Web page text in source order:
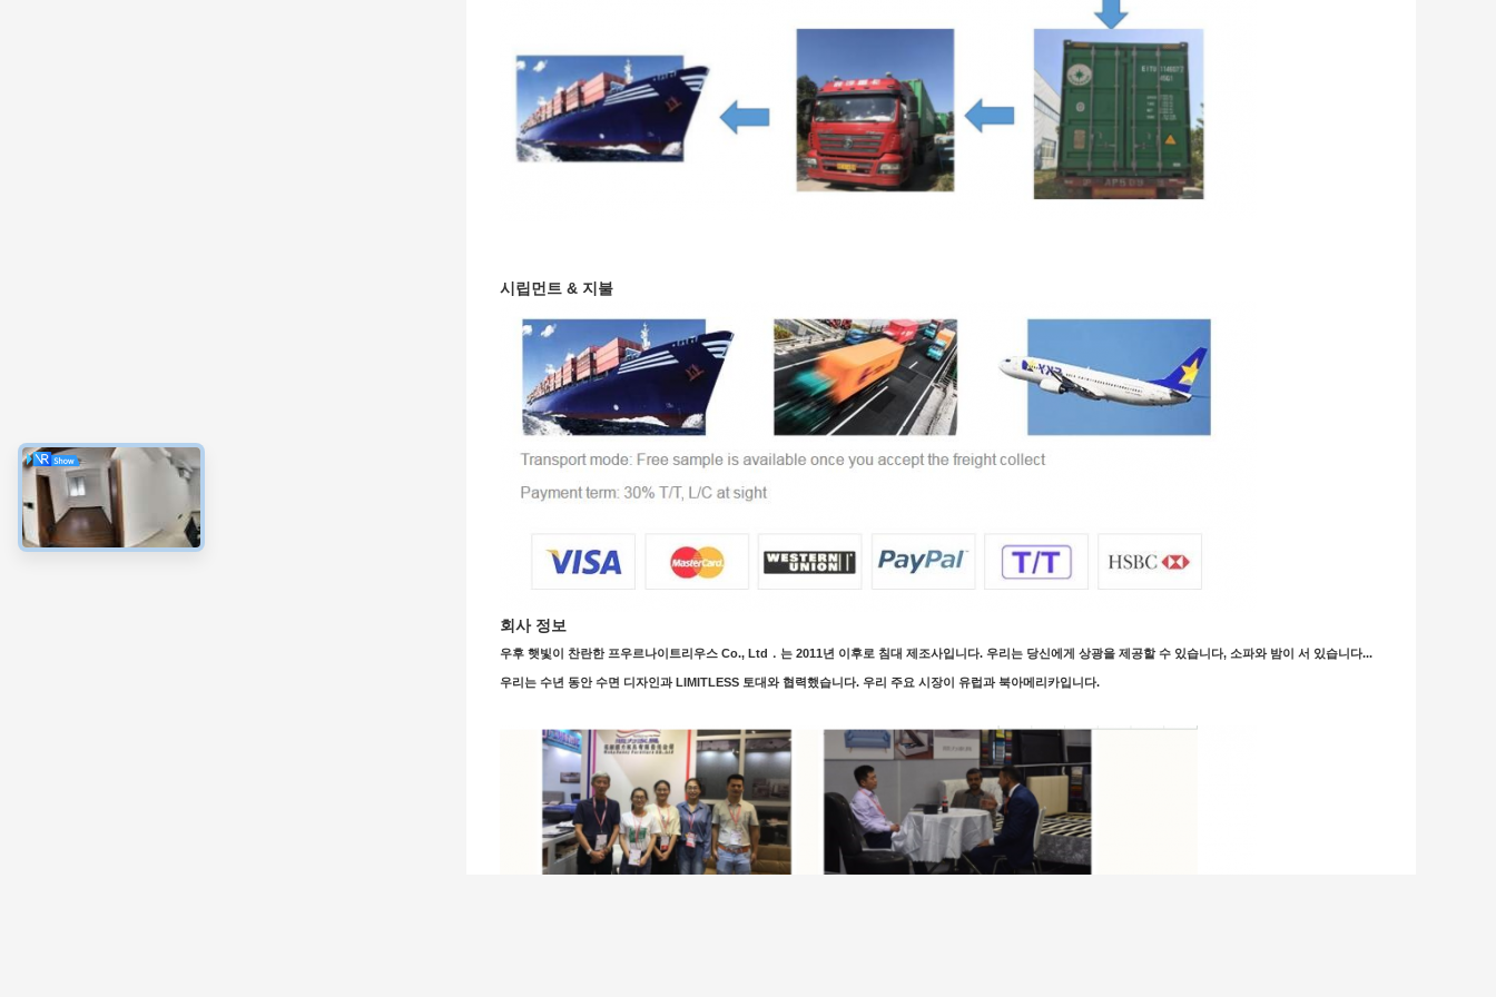
시립먼트 & 지불
회사 정보
우후 햇빛이 찬란한 프우르나이트리우스 Co., Ltd．는 2011년 이후로 침대 제조사입니다. 우리는 당신에게 상광을 제공할 수 있습니다, 소파와 밤이 서 있습니다...
우리는 수년 동안 수면 디자인과 LIMITLESS 토대와 협력했습니다. 우리 주요 시장이 유럽과 북아메리카입니다.